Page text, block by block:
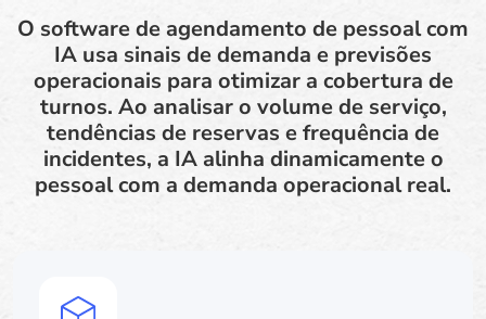
O software de agendamento de pessoal com
IA usa sinais de demanda e previsões
operacionais para otimizar a cobertura de
turnos. Ao analisar o volume de serviço,
tendências de reservas e frequência de
incidentes, a IA alinha dinamicamente o
pessoal com a demanda operacional real.